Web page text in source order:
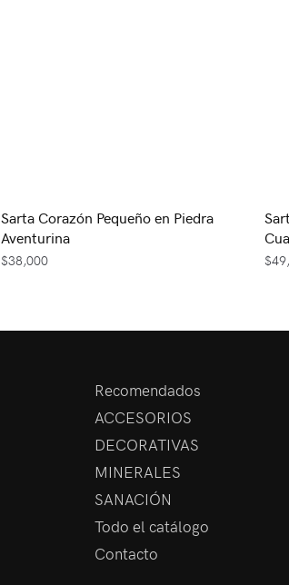
Sarta Corazón Pequeño en Piedra
Aventurina
$38,000 $
Recomendados
ACCESORIOS
DECORATIVAS
MINERALES
SANACIÓN
Todo el catálogo
Contacto